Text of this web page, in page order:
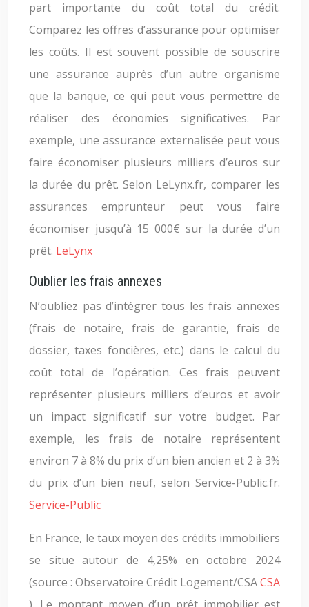
part importante du coût total du crédit.
Comparez les offres d’assurance pour optimiser
les coûts. Il est souvent possible de souscrire
une assurance auprès d’un autre organisme
que la banque, ce qui peut vous permettre de
réaliser des économies significatives. Par
exemple, une assurance externalisée peut vous
faire économiser plusieurs milliers d’euros sur
la durée du prêt. Selon LeLynx.fr, comparer les
assurances emprunteur peut vous faire
économiser jusqu’à 15 000€ sur la durée d’un
prêt. LeLynx
Oublier les frais annexes
N’oubliez pas d’intégrer tous les frais annexes
(frais de notaire, frais de garantie, frais de
dossier, taxes foncières, etc.) dans le calcul du
coût total de l’opération. Ces frais peuvent
représenter plusieurs milliers d’euros et avoir
un impact significatif sur votre budget. Par
exemple, les frais de notaire représentent
environ 7 à 8% du prix d’un bien ancien et 2 à 3%
du prix d’un bien neuf, selon Service-Public.fr.
Service-Public
En France, le taux moyen des crédits immobiliers
se situe autour de 4,25% en octobre 2024
(source : Observatoire Crédit Logement/CSACSA